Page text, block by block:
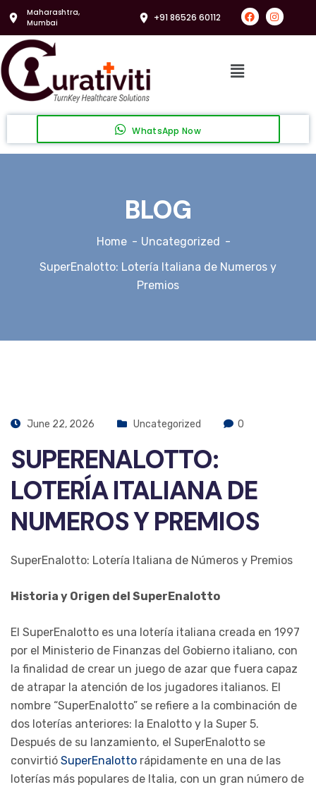
Maharashtra,
Mumbai
+91 86526 60112
WhatsApp Now
BLOG
Home
Uncategorized
SuperEnalotto: Lotería Italiana de Numeros y
Premios
June 22, 2026 Uncategorized 0
SUPERENALOTTO:
LOTERÍA ITALIANA DE
NUMEROS Y PREMIOS
SuperEnalotto: Lotería Italiana de Números y Premios
Historia y Origen del SuperEnalotto
El SuperEnalotto es una lotería italiana creada en 1997
por el Ministerio de Finanzas del Gobierno italiano, con
la finalidad de crear un juego de azar que fuera capaz
de atrapar la atención de los jugadores italianos. El
nombre “SuperEnalotto” se refiere a la combinación de
dos loterías anteriores: la Enalotto y la Super 5.
Después de su lanzamiento, el SuperEnalotto se
convirtió SuperEnalotto rápidamente en una de las
loterías más populares de Italia, con un gran número de